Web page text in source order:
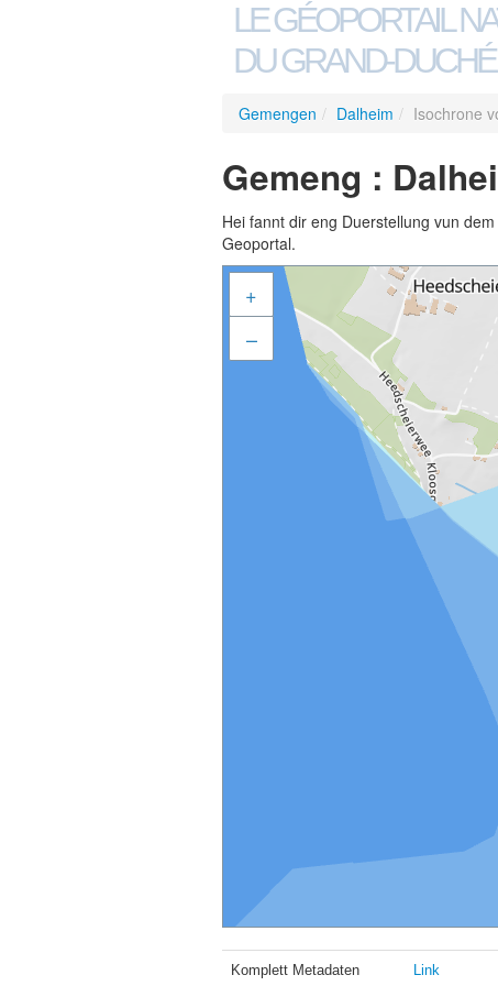
LE GÉOPORTAIL
DU GRAND-
Gemengen / Dalheim / Isochrone
Gemeng :
Hei fannt dir eng Duerstellung vun
Geoportal.
+
–
Komplett Metadaten Link